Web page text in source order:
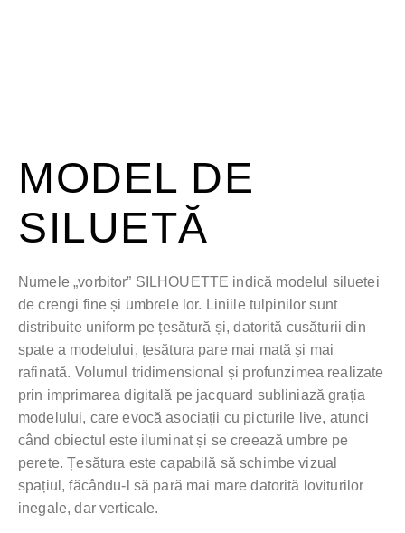
MODEL DE
SILUETĂ
Numele „vorbitor” SILHOUETTE indică modelul siluetei
de crengi fine și umbrele lor. Liniile tulpinilor sunt
distribuite uniform pe țesătură și, datorită cusăturii din
spate a modelului, țesătura pare mai mată și mai
rafinată. Volumul tridimensional și profunzimea realizate
prin imprimarea digitală pe jacquard subliniază grația
modelului, care evocă asociații cu picturile live, atunci
când obiectul este iluminat și se creează umbre pe
perete. Țesătura este capabilă să schimbe vizual
spațiul, făcându-l să pară mai mare datorită loviturilor
inegale, dar verticale.